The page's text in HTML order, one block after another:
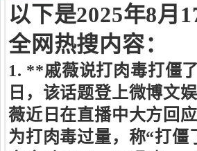
以下是2025年8月
全网热搜内容：
1. **戚薇说打肉毒打僵
日，该话题登上微博文
薇近日在直播中大方回
为打肉毒过量，称“打僵